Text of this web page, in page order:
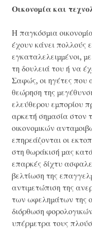
Οικονομία και
Η παγκόσμια
έχουν κάνει πολλούς
εγκαταλελειμμένοι,
τη δουλειά του ή να
Σαφώς, οι ηγέτες που
θεώρηση της
ελεύθερου εμπορίου
αρκετή σημασία στον
οικονομικών
επηρεάζονται οι
στη θωράκισή μας
επαρκές δίχτυ
βελτίωση της
αντιμετώπιση της
των ωφελημάτων της
διόρθωση
υπέρμετρα τους